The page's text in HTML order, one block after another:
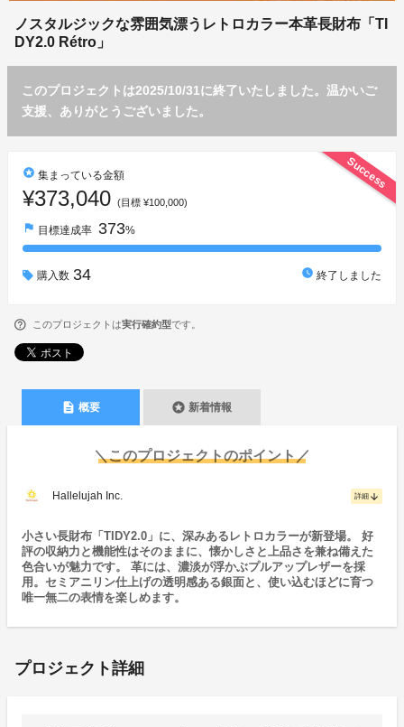
ノスタルジックな雰囲気漂うレトロカラー本革長財布「TI
DY2.0 Rétro」
このプロジェクトは2025/10/31に終了いたしました。温かいご
支援、ありがとうございました。
Success
stars 集まっている金額
¥373,040 (目標 ¥100,000)
flag 目標達成率 373%
購入数 34 watch_later 終了しました
このプロジェクトは実行確約型です。
description 概要 stars 新着情報
＼このプロジェクトのポイント／
Hallelujah Inc. 詳細 arrow_downward
小さい長財布「TIDY2.0」に、深みあるレトロカラーが新登場。 好
評の収納力と機能性はそのままに、懐かしさと上品さを兼ね備えた
色合いが魅力です。 革には、濃淡が浮かぶプルアップレザーを採
用。セミアニリン仕上げの透明感ある銀面と、使い込むほどに育つ
唯一無二の表情を楽しめます。
プロジェクト詳細